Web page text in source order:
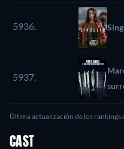
5936.
5937.
Última actualización de los
CAST